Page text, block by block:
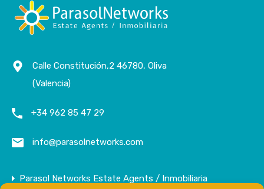
Calle Constitución,2 46780, Oliva
(Valencia)
+34 962 85 47 29
info@parasolnetworks.com
Parasol Networks Estate Agents / Inmobiliaria